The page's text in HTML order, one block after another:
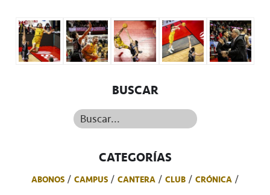
BUSCAR
Buscar...
CATEGORÍAS
ABONOS CAMPUS CANTERA CLUB
CRÓNICA